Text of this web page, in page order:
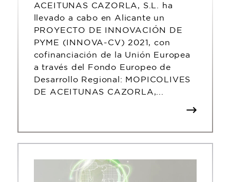
ACEITUNAS CAZORLA, S.L. ha
llevado a cabo en Alicante un
PROYECTO DE INNOVACIÓN DE
PYME (INNOVA-CV) 2021, con
cofinanciación de la Unión Europea
a través del Fondo Europeo de
Desarrollo Regional: MOPICOLIVES
DE ACEITUNAS CAZORLA,...